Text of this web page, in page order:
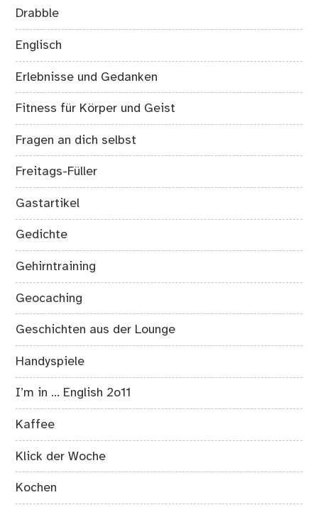
Drabble
Englisch
Erlebnisse und Gedanken
Fitness für Körper und Geist
Fragen an dich selbst
Freitags-Füller
Gastartikel
Gedichte
Gehirntraining
Geocaching
Geschichten aus der Lounge
Handyspiele
I’m in … English 2o11
Kaffee
Klick der Woche
Kochen